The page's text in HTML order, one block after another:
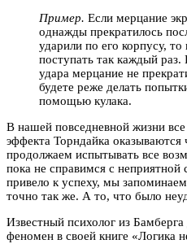
Пример. Если мерцание
однажды прекратилось
ударили по его корпусу,
поступать так каждый
удара мерцание не
будете реже делать
помощью кулака.
В нашей повседневной жизни все
эффекта Торндайка
продолжаем испытывать все
пока не справимся с неприятной
привело к успеху, мы
точно так же. А то, что было
Известный психолог из
феномен в своей книге «Логика